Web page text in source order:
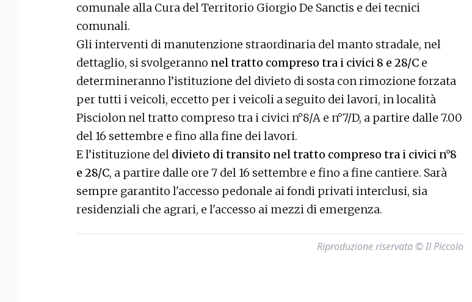
comunale alla Cura del Territorio Giorgio De Sanctis e dei tecnici
comunali.
Gli interventi di manutenzione straordinaria del manto stradale, nel
dettaglio, si svolgeranno nel tratto compreso tra i civici 8 e 28/C e
determineranno l’istituzione del divieto di sosta con rimozione forzata
per tutti i veicoli, eccetto per i veicoli a seguito dei lavori, in località
Pisciolon nel tratto compreso tra i civici n°8/A e n°7/D, a partire dalle 7.00
del 16 settembre e fino alla fine dei lavori.
E l’istituzione del divieto di transito nel tratto compreso tra i civici n°8
e 28/C, a partire dalle ore 7 del 16 settembre e fino a fine cantiere. Sarà
sempre garantito l'accesso pedonale ai fondi privati interclusi, sia
residenziali che agrari, e l'accesso ai mezzi di emergenza.
Riproduzione riservata © Il Piccolo